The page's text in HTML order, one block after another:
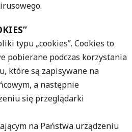
typu „cookies”. Cookies to
pobierane podczas korzystania
które są zapisywane na
a następnie
się przeglądarki
na Państwa urządzeniu